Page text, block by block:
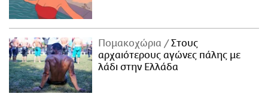
Πομακοχώρια
Στους
αρχαιότερους αγώνες πάλης με
λάδι στην Ελλάδα